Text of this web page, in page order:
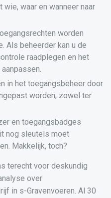
waar en wanneer naar
worden
Als beheerder kan u de
raadplegen en het
in het toegangsbeheer door
worden, zowel ter
en toegangsbadges
nog sleutels moet
Makkelijk, toch?
terecht voor deskundig
over
in s-Gravenvoeren. Al 30